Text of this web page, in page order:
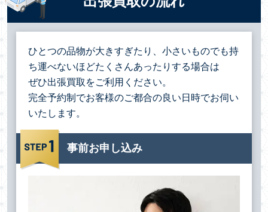
ひとつの品物が大きすぎたり、小さいものでも持
ち運べないほどたくさんあったりする場合は
ぜひ出張買取をご利用ください。
完全予約制でお客様のご都合の良い日時でお伺い
いたします。
事前お申し込み